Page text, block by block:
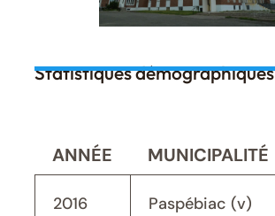
Statistiques démographiques
ANNÉE MUNICIPALITÉ
2016 Paspébiac (v)